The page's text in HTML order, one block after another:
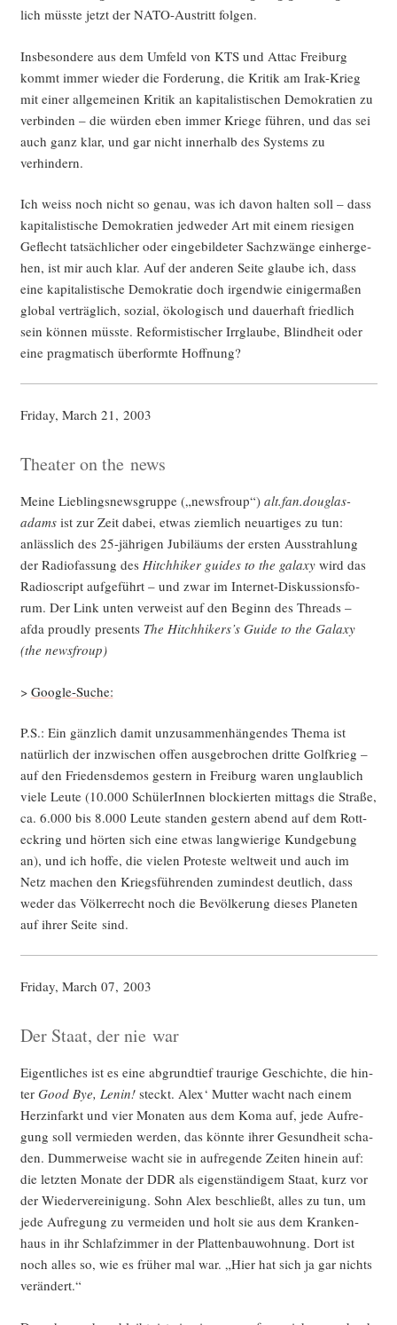
lich müss­te jetzt der NATO-Aus­tritt folgen.
Ins­be­son­de­re aus dem Umfeld von KTS und Attac Frei­burg
kommt immer wie­der die For­de­rung, die Kri­tik am Irak-Krieg
mit einer all­ge­mei­nen Kri­tik an kapi­ta­lis­ti­schen Demo­kra­tien zu
ver­bin­den – die wür­den eben immer Krie­ge füh­ren, und das sei
auch ganz klar, und gar nicht inner­halb des Sys­tems zu
verhindern.
Ich weiss noch nicht so genau, was ich davon hal­ten soll – dass
kapi­ta­lis­ti­sche Demo­kra­tien jed­we­der Art mit einem rie­si­gen
Geflecht tat­säch­li­cher oder ein­ge­bil­de­ter Sach­zwän­ge ein­her­ge­
hen, ist mir auch klar. Auf der ande­ren Sei­te glau­be ich, dass
eine kapi­ta­lis­ti­sche Demo­kra­tie doch irgend­wie eini­ger­ma­ßen
glo­bal ver­träg­lich, sozi­al, öko­lo­gisch und dau­er­haft fried­lich
sein kön­nen müss­te. Refor­mis­ti­scher Irr­glau­be, Blind­heit oder
eine prag­ma­tisch über­form­te Hoffnung?
Fri­day, March 21, 2003
Theater on the news
Mei­ne Lieb­lings­news­grup­pe („news­froup“) alt.fan.douglas-
adamsist zur Zeit dabei, etwas ziem­lich neu­ar­ti­ges zu tun:
anläss­lich des 25-jäh­ri­gen Jubi­lä­ums der ers­ten Aus­strah­lung
der Radio­fas­sung des Hitch­hi­ker gui­des to the gala­xywird das
Radio­script auf­ge­führt – und zwar im Inter­net-Dis­kus­si­ons­fo­
rum. Der Link unten ver­weist auf den Beginn des Threads –
afda proud­ly pres­ents The Hitchhikers’s Gui­de to the Gala­xy
(the newsfroup)
> Goog­le-Suche:
P.S.: Ein gänz­lich damit unzu­sam­men­hän­gen­des The­ma ist
natür­lich der inzwi­schen offen aus­ge­bro­chen drit­te Golf­krieg –
auf den Frie­dens­de­mos ges­tern in Frei­burg waren unglaub­lich
vie­le Leu­te (10.000 Schü­le­rIn­nen blo­ckier­ten mit­tags die Stra­ße,
ca. 6.000 bis 8.000 Leu­te stan­den ges­tern abend auf dem Rott­
eck­ring und hör­ten sich eine etwas lang­wie­ri­ge Kund­ge­bung
an), und ich hof­fe, die vie­len Pro­tes­te welt­weit und auch im
Netz machen den Kriegs­füh­ren­den zumin­dest deut­lich, dass
weder das Völ­ker­recht noch die Bevöl­ke­rung die­ses Pla­ne­ten
auf ihrer Sei­te sind.
Fri­day, March 07, 2003
Der Staat, der nie war
Eigent­li­ches ist es eine abgrund­tief trau­ri­ge Geschich­te, die hin­
ter Good Bye, Lenin!steckt. Alex‘ Mut­ter wacht nach einem
Herz­in­farkt und vier Mona­ten aus dem Koma auf, jede Auf­re­
gung soll ver­mie­den wer­den, das könn­te ihrer Gesund­heit scha­
den. Dum­mer­wei­se wacht sie in auf­re­gen­de Zei­ten hin­ein auf:
die letz­ten Mona­te der DDR als eigen­stän­di­gem Staat, kurz vor
der Wie­der­ver­ei­ni­gung. Sohn Alex beschließt, alles zu tun, um
jede Auf­re­gung zu ver­mei­den und holt sie aus dem Kran­ken­
haus in ihr Schlaf­zim­mer in der Plat­ten­bau­woh­nung. Dort ist
noch alles so, wie es frü­her mal war. „Hier hat sich ja gar nichts
verändert.“